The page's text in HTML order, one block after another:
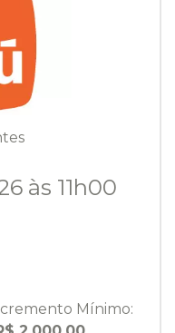
às 11h00
Mínimo: